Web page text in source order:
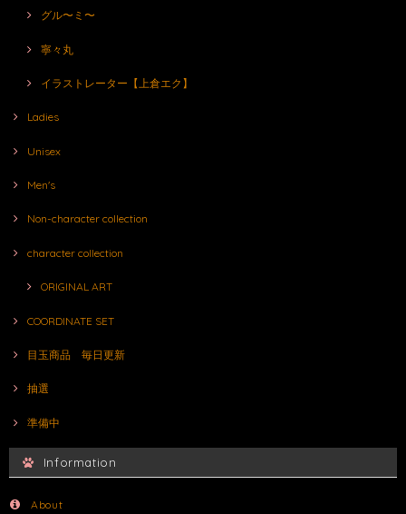
グル〜ミ〜
寧々丸
イラストレーター【上倉エク】
Ladies
Unisex
Men's
Non-character collection
character collection
ORIGINAL ART
COORDINATE SET
目玉商品 毎日更新
抽選
準備中
Information
About